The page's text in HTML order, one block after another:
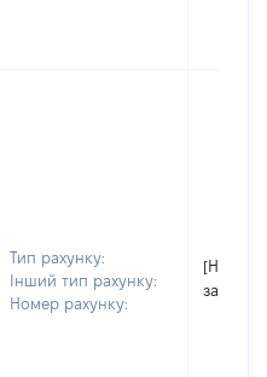
Тип рахунку:
Інший тип рахунку:
Номер рахунку:
[Не